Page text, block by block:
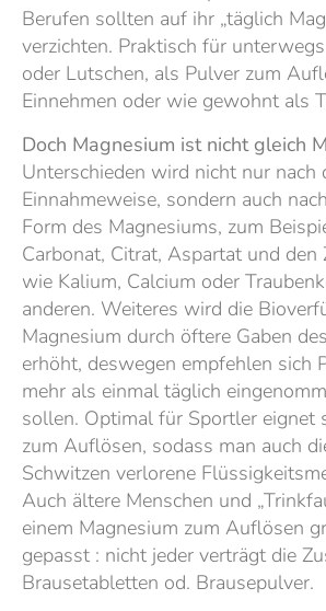
Berufen sollten auf ihr „täglich
verzichten. Praktisch für
oder Lutschen, als Pulver zum
Einnehmen oder wie gewohnt als
Doch Magnesium ist nicht gleich
Unterschieden wird nicht nur nach
Einnahmeweise, sondern auch
Form des Magnesiums, zum
Carbonat, Citrat, Aspartat und den
wie Kalium, Calcium oder
anderen. Weiteres wird die
Magnesium durch öftere Gaben
erhöht, deswegen empfehlen sich
mehr als einmal täglich
sollen. Optimal für Sportler eignet
zum Auflösen, sodass man auch
Schwitzen verlorene
Auch ältere Menschen und
einem Magnesium zum Auflösen
gepasst : nicht jeder verträgt die
Brausetabletten od. Brausepulver.